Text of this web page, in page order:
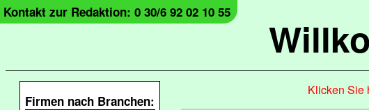
Kontakt zur Redaktion: 0 30/6 92 02 10 55
Firmen nach Branchen:
Klicken Sie